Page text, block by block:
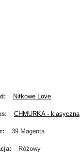
Nitkowe Love
CHMURKA - klasyczna
39 Magenta
Różowy